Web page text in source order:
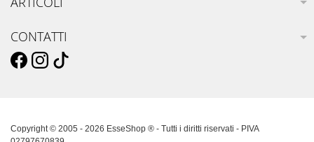
CONTATTI
Copyright © 2005 - 2026 EsseShop ® - Tutti i diritti riservati - PIVA